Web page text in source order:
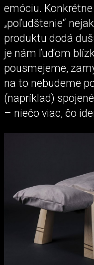
emóciu.
„poľudštenie“
produktu dodá
je nám ľuďom
pousmejeme,
na to nebudeme
(napríklad)
– niečo viac, čo